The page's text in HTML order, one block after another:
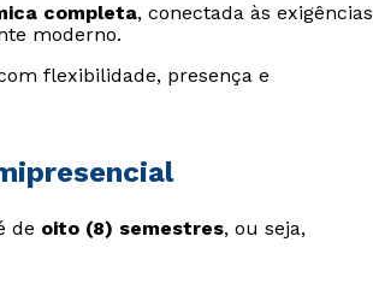
completa, conectada às exigências
moderno.
flexibilidade, presença e
de oito (8) semestres, ou seja,